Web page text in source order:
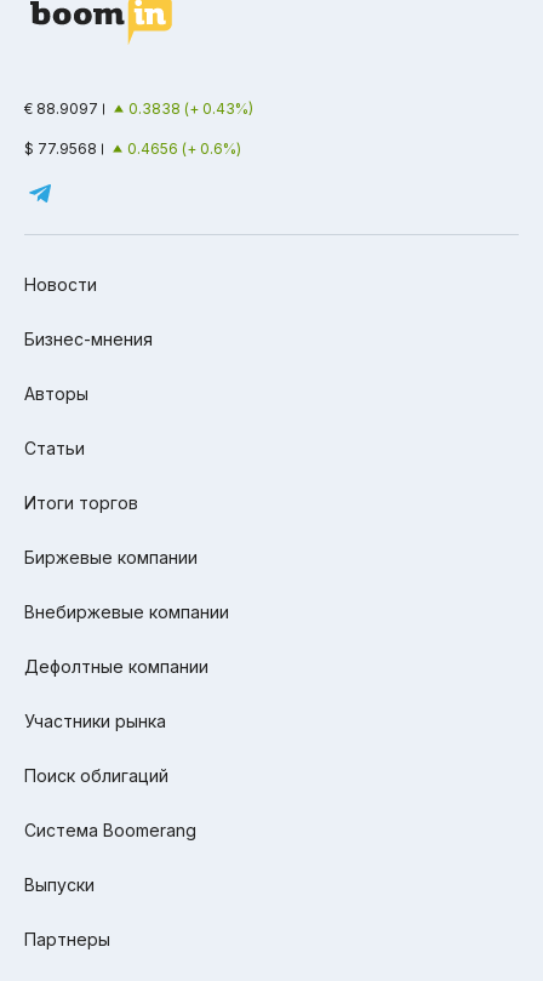
€ 88.9097 0.3838 (+ 0.43%)
$ 77.9568 0.4656 (+ 0.6%)
Новости
Бизнес-мнения
Авторы
Статьи
Итоги торгов
Биржевые компании
Внебиржевые компании
Дефолтные компании
Участники рынка
Поиск облигаций
Система Boomerang
Выпуски
Партнеры